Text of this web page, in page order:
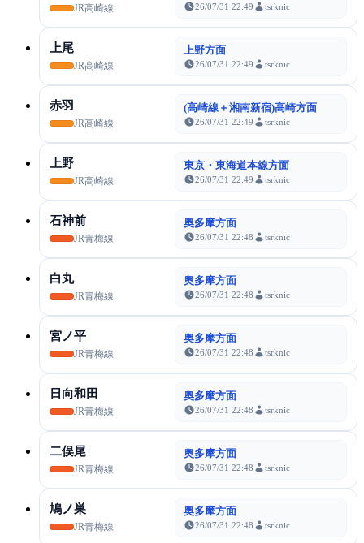
JR高崎線 26/07/31 22:49 tsrknic
上尾
JR高崎線
上野方面
26/07/31 22:49 tsrknic
赤羽
JR高崎線
(高崎線＋湘南新宿)高崎方面
26/07/31 22:49 tsrknic
上野
JR高崎線
東京・東海道本線方面
26/07/31 22:49 tsrknic
石神前
JR青梅線
奥多摩方面
26/07/31 22:48 tsrknic
白丸
JR青梅線
奥多摩方面
26/07/31 22:48 tsrknic
宮ノ平
JR青梅線
奥多摩方面
26/07/31 22:48 tsrknic
日向和田
JR青梅線
奥多摩方面
26/07/31 22:48 tsrknic
二俣尾
JR青梅線
奥多摩方面
26/07/31 22:48 tsrknic
鳩ノ巣
JR青梅線
奥多摩方面
26/07/31 22:48 tsrknic